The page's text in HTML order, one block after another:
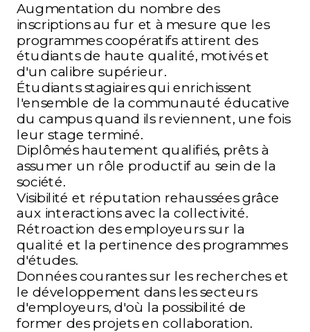
Augmentation du nombre des
inscriptions au fur et à mesure que les
programmes coopératifs attirent des
étudiants de haute qualité, motivés et
d'un calibre supérieur.
Étudiants stagiaires qui enrichissent
l'ensemble de la communauté éducative
du campus quand ils reviennent, une fois
leur stage terminé.
Diplômés hautement qualifiés, prêts à
assumer un rôle productif au sein de la
société.
Visibilité et réputation rehaussées grâce
aux interactions avec la collectivité.
Rétroaction des employeurs sur la
qualité et la pertinence des programmes
d'études.
Données courantes sur les recherches et
le développement dans les secteurs
d'employeurs, d'où la possibilité de
former des projets en collaboration.